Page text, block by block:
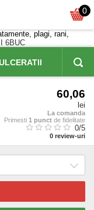
0
plagi, rani,
6BUC
60,06
lei
La comanda
Primesti 1 punct de fidelitate
0/5
0 review-uri